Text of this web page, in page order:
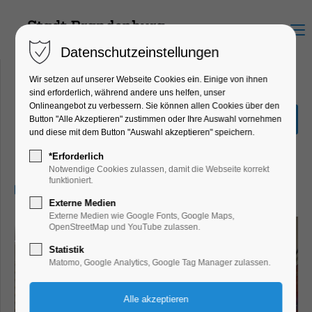
Menu
Brandenburger
Gewändertage
Bildung, Vortrag, Führung
Datenschutzeinstellungen
Wir setzen auf unserer Webseite Cookies ein. Einige von ihnen
sind erforderlich, während andere uns helfen, unser
Onlineangebot zu verbessern. Sie können allen Cookies über den
Button "Alle Akzeptieren" zustimmen oder Ihre Auswahl vornehmen
und diese mit dem Button "Auswahl akzeptieren" speichern.
*Erforderlich
Notwendige Cookies zulassen, damit die Webseite korrekt
funktioniert.
Externe Medien
Externe Medien wie Google Fonts, Google Maps,
OpenStreetMap und YouTube zulassen.
Statistik
Matomo, Google Analytics, Google Tag Manager zulassen.